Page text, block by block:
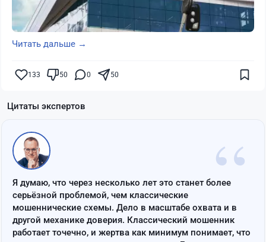
Читать дальше →
133 50 0 50
Цитаты экспертов
“
Я думаю, что через несколько лет это станет более
серьёзной проблемой, чем классические
мошеннические схемы. Дело в масштабе охвата и в
другой механике доверия. Классический мошенник
работает точечно, и жертва как минимум понимает, что